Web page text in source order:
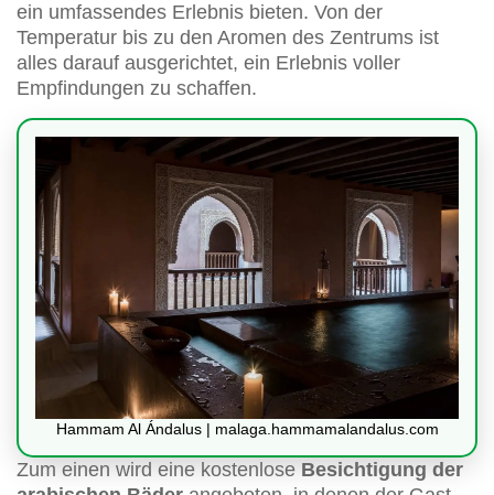
ein umfassendes Erlebnis bieten. Von der
Temperatur bis zu den Aromen des Zentrums ist
alles darauf ausgerichtet, ein Erlebnis voller
Empfindungen zu schaffen.
Hammam Al Ándalus | malaga.hammamalandalus.com
Zum einen wird eine kostenlose Besichtigung der